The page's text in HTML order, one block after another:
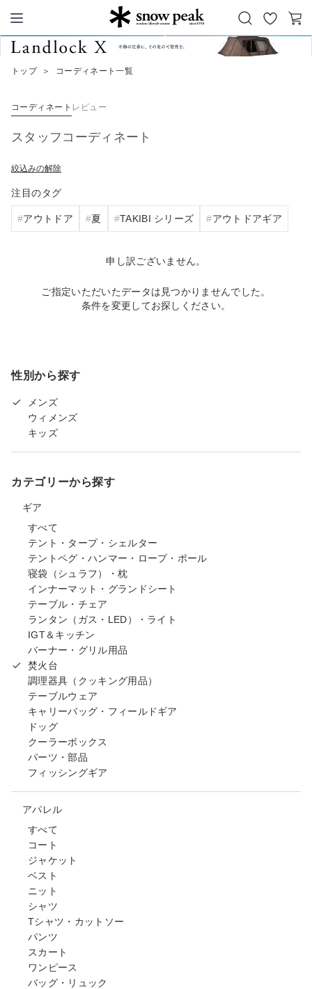
Snow Peak
お
気
カ
トップ ＞ コーディネート一覧
コーディネート レビュー
スタッフコーディネート
絞込みの解除
注目のタグ
アウトドア 夏 TAKIBI シリーズ アウトドアギア
申し訳ございません。
ご指定いただいたデータは見つかりませんでした。
条件を変更してお探しください。
性別から探す
メンズ
ウィメンズ
キッズ
カテゴリーから探す
ギア
すべて
テント・タープ・シェルター
テントペグ・ハンマー・ロープ・ポール
寝袋（シュラフ）・枕
インナーマット・グランドシート
テーブル・チェア
ランタン（ガス・LED）・ライト
IGT＆キッチン
バーナー・グリル用品
焚火台
調理器具（クッキング用品）
テーブルウェア
キャリーバッグ・フィールドギア
ドッグ
クーラーボックス
パーツ・部品
フィッシングギア
アパレル
すべて
コート
ジャケット
ベスト
ニット
シャツ
Tシャツ・カットソー
パンツ
スカート
ワンピース
バッグ・リュック